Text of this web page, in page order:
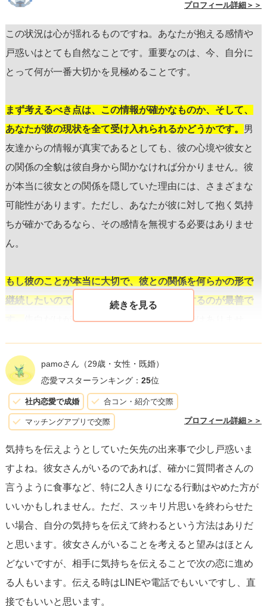
プロフィール詳細＞＞
この状況は心が揺れるものですね。あなたが抱える感情や
戸惑いはとても自然なことです。重要なのは、今、自分に
とって何が一番大切かを見極めることです。
まず考えるべき点は、この情報が確かなものか、そして、
あなたが彼の現状を全て受け入れられるかどうかです。 男
友達からの情報が真実であるとしても、彼の心境や彼女と
の関係の全貌は彼自身から聞かなければ分かりません。彼
が本当に彼女との関係を隠していた理由には、さまざまな
可能性があります。ただし、あなたが彼に対して抱く気持
ちが確かであるなら、その感情を無視する必要はありませ
ん。
もし彼のことが本当に大切で、彼との関係を何らかの形で
継続したいのであれば、直接、率直に話をするのが最善で
告白だけがコミュニケーションの方法ではありませ
は大切ですが、それは恋愛感情だけでなく、友情や尊敬の
念など、多様な感情を伝える機会でもあります。もちろ
ん、彼が他に交際相手がいるという事実に触れ、これから
の距離感をどう保っていくかを含めて話し合うことも必要
かもしれません。
今は彼に対する気持ちを正直に伝えること、そして彼の反
応や感じていることを真摯に受け止めることが肝心です。
恋愛だけでなく友情としての関係を続けることも一つの道
です。遠距離になるといっても、今は様々な手段を使って
コミュニケーションを取り続けることが可能です。どちら
の道を選ぶにせよ、自分の心に素直に、そして彼の立場や
感情も尊重する姿勢が大切です。
pamoさん （29歳・女性・既婚）
恋愛マスターランキング： 25位
社内恋愛で成婚 合コン・紹介で交際
マッチングアプリで交際 プロフィール詳細＞＞
気持ちを伝えようとしていた矢先の出来事で少し戸惑いま
すよね。彼女さんがいるのであれば、確かに質問者さんの
言うように食事など、特に2人きりになる行動はやめた方が
いいかもしれません。ただ、スッキリ片思いを終わらせた
い場合、自分の気持ちを伝えて終わるという方法はありだ
と思います。彼女さんがいることを考えると望みはほとん
どないですが、相手に気持ちを伝えることで次の恋に進め
る人もいます。伝える時はLINEや電話でもいいですし、直
接でもいいと思います。